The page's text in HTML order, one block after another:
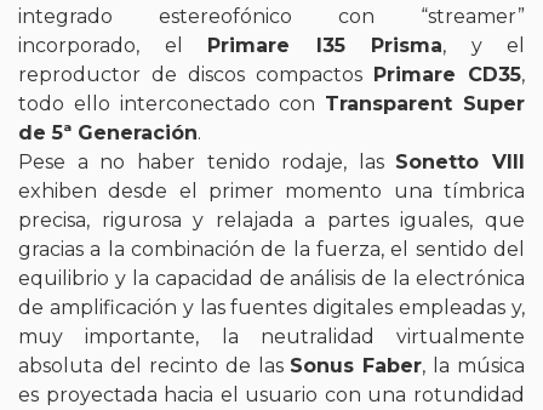
integrado estereofónico con “streamer”
incorporado, el Primare I35 Prisma, y el
reproductor de discos compactos Primare CD35,
todo ello interconectado con Transparent Super
de 5ª Generación.
Pese a no haber tenido rodaje, las Sonetto VIII
exhiben desde el primer momento una tímbrica
precisa, rigurosa y relajada a partes iguales, que
gracias a la combinación de la fuerza, el sentido del
equilibrio y la capacidad de análisis de la electrónica
de amplificación y las fuentes digitales empleadas y,
muy importante, la neutralidad virtualmente
absoluta del recinto de las Sonus Faber, la música
es proyectada hacia el usuario con una rotundidad